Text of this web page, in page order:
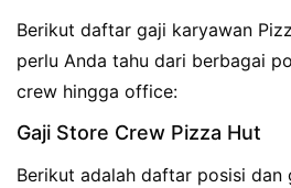
Berikut daftar gaji karyawan
perlu Anda tahu dari berbagai
crew hingga office:
Gaji Store Crew Pizza Hut
Berikut adalah daftar posisi dan